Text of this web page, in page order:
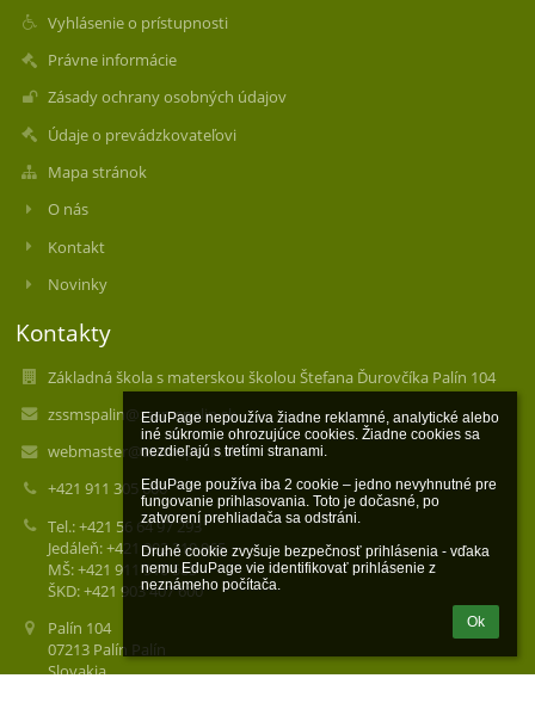
EduPage nepoužíva žiadne reklamné, analytické alebo
iné súkromie ohrozujúce cookies. Žiadne cookies sa
nezdieľajú s tretími stranami.
EduPage používa iba 2 cookie – jedno nevyhnutné pre
fungovanie prihlasovania. Toto je dočasné, po
zatvorení prehliadača sa odstráni.
Druhé cookie zvyšuje bezpečnosť prihlásenia - vďaka
nemu EduPage vie identifikovať prihlásenie z
neznámeho počítača.
Ok
Vyhlásenie o prístupnosti
Právne informácie
Zásady ochrany osobných údajov
Údaje o prevádzkovateľovi
Mapa stránok
O nás
Kontakt
Novinky
Kontakty
Základná škola s materskou školou Štefana Ďurovčíka Palín 104
zssmspalin@zssmspalin.sk
webmaster@zssmspalin.sk
+421 911 305 600
Tel.: +421 56 64 97 293
Jedáleň: +421 902 310 965
MŠ: +421 911 910 585
ŠKD: +421 903 407 600
Palín 104
07213 Palín Palín
Slovakia